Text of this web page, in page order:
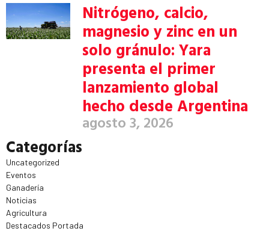
Nitrógeno, calcio,
magnesio y zinc en un
solo gránulo: Yara
presenta el primer
lanzamiento global
hecho desde Argentina
agosto 3, 2026
Categorías
Uncategorized
Eventos
Ganadería
Noticias
Agricultura
Destacados Portada